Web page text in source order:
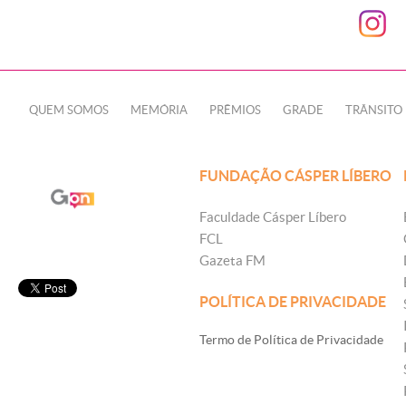
QUEM SOMOS MEMÓRIA PRÊMIOS GRADE TRÂNSITO
FUNDAÇÃO CÁSPER LÍBERO
Faculdade Cásper Líbero
FCL
Gazeta FM
POLÍTICA DE PRIVACIDADE
Termo de Política de Privacidade